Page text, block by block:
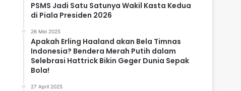
PSMS Jadi Satu Satunya Wakil Kasta Kedua
di Piala Presiden 2026
26 Mei 2025
Apakah Erling Haaland akan Bela Timnas
Indonesia? Bendera Merah Putih dalam
Selebrasi Hattrick Bikin Geger Dunia Sepak
Bola!
27 April 2025